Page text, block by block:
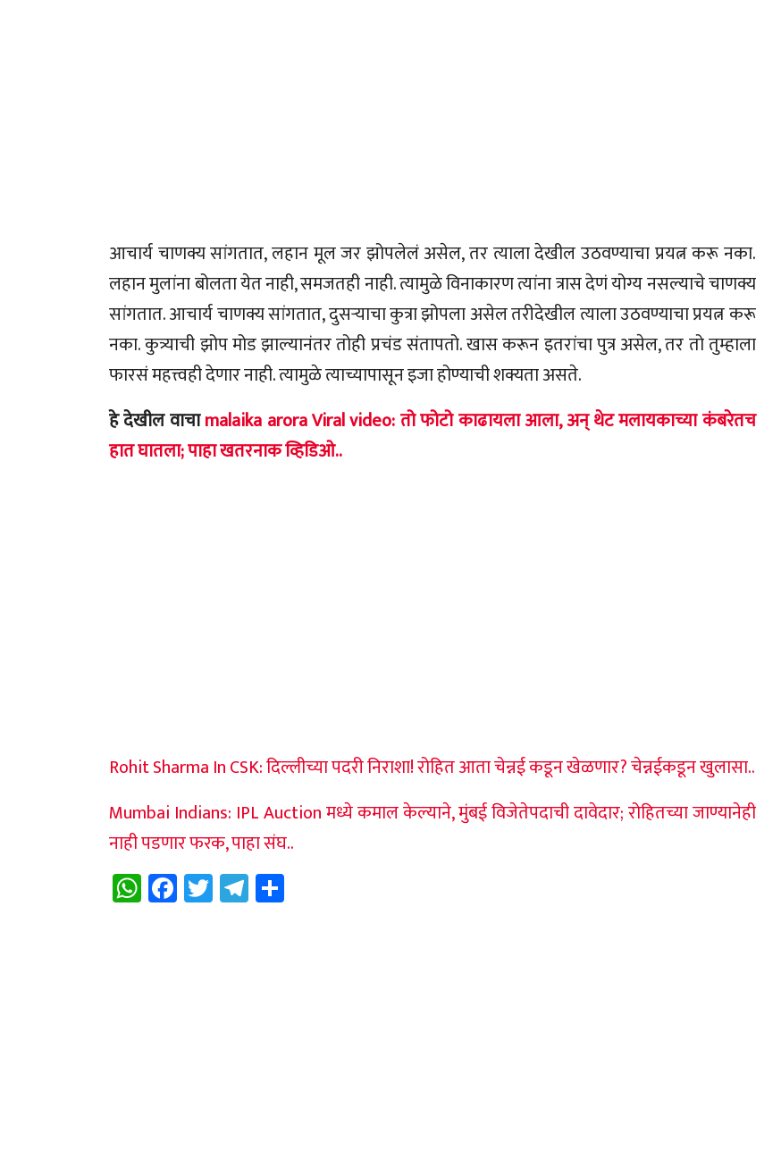
आचार्य चाणक्य सांगतात, लहान मूल जर झोपलेलं असेल, तर त्याला देखील उठवण्याचा प्रयत्न करू नका.
लहान मुलांना बोलता येत नाही, समजतही नाही. त्यामुळे विनाकारण त्यांना त्रास देणं योग्य नसल्याचे चाणक्य
सांगतात. आचार्य चाणक्य सांगतात, दुसऱ्याचा कुत्रा झोपला असेल तरीदेखील त्याला उठवण्याचा प्रयत्न करू
नका. कुत्र्याची झोप मोड झाल्यानंतर तोही प्रचंड संतापतो. खास करून इतरांचा पुत्र असेल, तर तो तुम्हाला
फारसं महत्त्वही देणार नाही. त्यामुळे त्याच्यापासून इजा होण्याची शक्यता असते.
हे देखील वाचाmalaika arora Viral video: तो फोटो काढायला आला, अन् थेट मलायकाच्या कंबरेतच
हात घातला; पाहा खतरनाक व्हिडिओ..
Rohit Sharma In CSK: दिल्लीच्या पदरी निराशा! रोहित आता चेन्नई कडून खेळणार? चेन्नईकडून खुलासा..
Mumbai Indians: IPL Auction मध्ये कमाल केल्याने, मुंबई विजेतेपदाची दावेदार; रोहितच्या जाण्यानेही
नाही पडणार फरक, पाहा संघ..
WhatsApp
Facebook
TwitterTelegram